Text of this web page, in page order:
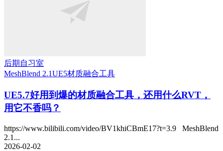
后期自习室
MeshBlend 2.1UE5材质融合工具
UE5.7好用到爆的材质融合工具，还用什么RVT，
用它不香吗？
https://www.bilibili.com/video/BV1khiCBmE17?t=3.9 MeshBlend
2.1...
2026-02-02